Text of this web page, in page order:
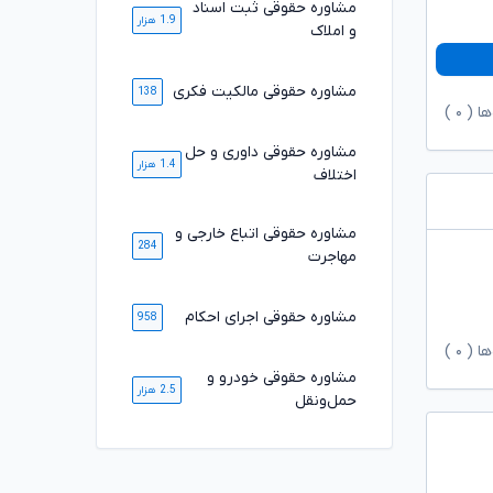
( ۰
( ۰
مشاوره حقوقی ثبت اسناد
و املاک
1.9 هزار
مشاوره حقوقی مالکیت فکری 138
مشاوره حقوقی داوری و حل
اختلاف
1.4 هزار
مشاوره حقوقی اتباع خارجی و
مهاجرت
284
مشاوره حقوقی اجرای احکام 958
مشاوره حقوقی خودرو و
حمل‌ونقل
2.5 هزار